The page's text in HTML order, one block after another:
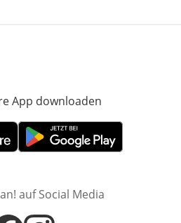
App downloaden
Fenster
Öffnet in neuem Fenster
auf Social Media